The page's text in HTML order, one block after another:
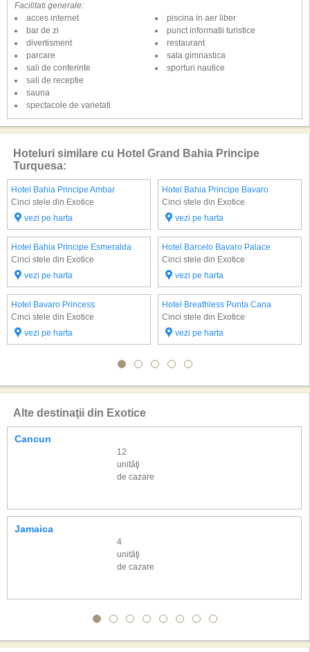
Facilitati generale:
acces internet
bar de zi
divertisment
parcare
piscina in aer liber
punct informatii turistice
restaurant
sala gimnastica
sali de conferinte
sali de receptie
sauna
spectacole de varietati
sporturi nautice
Hoteluri similare cu Hotel Grand Bahia Principe
Turquesa:
Hotel Bahia Principe Ambar
Cinci stele din Exotice
vezi pe harta
Hotel Bahia Principe Bavaro
Cinci stele din Exotice
vezi pe harta
Hotel Bahia Principe Esmeralda
Cinci stele din Exotice
vezi pe harta
Hotel Barcelo Bavaro Palace
Cinci stele din Exotice
vezi pe harta
Hotel Bavaro Princess
Cinci stele din Exotice
vezi pe harta
Hotel Breathless Punta Cana
Cinci stele din Exotice
vezi pe harta
Alte destinaţii din Exotice
Cancun
12
unităţi
de cazare
Jamaica
4
unităţi
de cazare